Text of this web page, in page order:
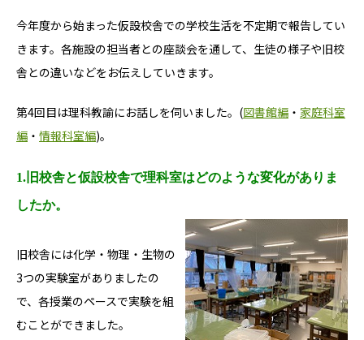
今年度から始まった仮設校舎での学校生活を不定期で報告してい
きます。各施設の担当者との座談会を通して、生徒の様子や旧校
舎との違いなどをお伝えしていきます。
第4回目は理科教諭にお話しを伺いました。(図書館編 ・ 家庭科室
編 ・ 情報科室編)。
1.旧校舎と仮設校舎で理科室はどのような変化がありま
したか。
旧校舎には化学・物理・生物の
3つの実験室がありましたの
で、各授業のペースで実験を組
むことができました。